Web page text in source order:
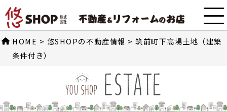
HOME > 悠SHOPの不動産情報 >筑前町下高場土地（建築
条件付き）